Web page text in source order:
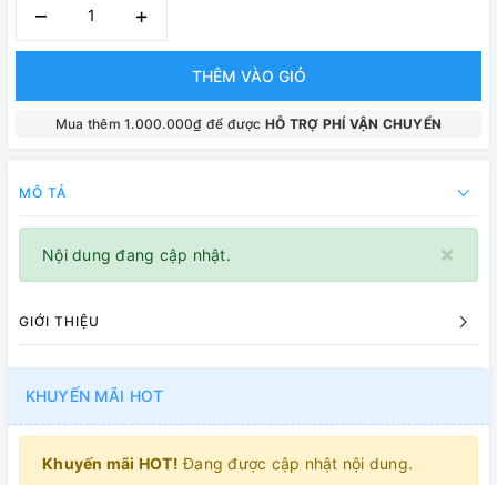
– +
THÊM VÀO GIỎ
Mua thêm 1.000.000₫ để được HỖ TRỢ PHÍ VẬN CHUYỂN
MÔ TẢ
×
Nội dung đang cập nhật.
GIỚI THIỆU
KHUYẾN MÃI HOT
Khuyến mãi HOT! Đang được cập nhật nội dung.